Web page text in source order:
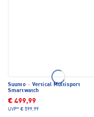
Suunto · Vertical Multisport
Smartwatch
€ 499,99
UVP* € 599,99